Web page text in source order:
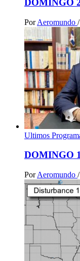
DOMINGO
Por Aeromundo /
Ultimos
DOMINGO
Por Aeromundo /